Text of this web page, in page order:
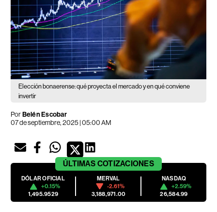
Elección bonaerense: qué proyecta el mercado y en qué conviene
invertir
PorBelén Escobar
07 de septiembre, 2025 | 05:00 AM
ÚLTIMAS COTIZACIONES
DÓLAR OFICIAL
+0.15%
1,495.9529
MERVAL
-2.61%
3,188,971.00
NASDAQ
+2.59%
26,584.99